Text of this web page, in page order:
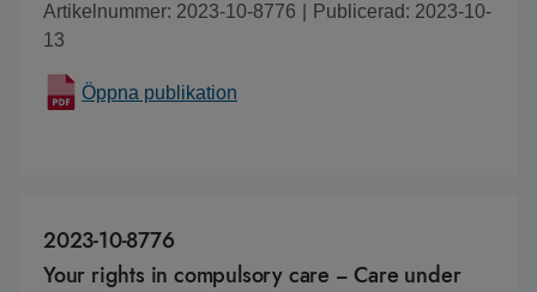
Artikelnummer: 2023-10-8776
Publicerad: 2023-10-
13
Öppna publikation
2023-10-8776
Your rights in compulsory care − Care under